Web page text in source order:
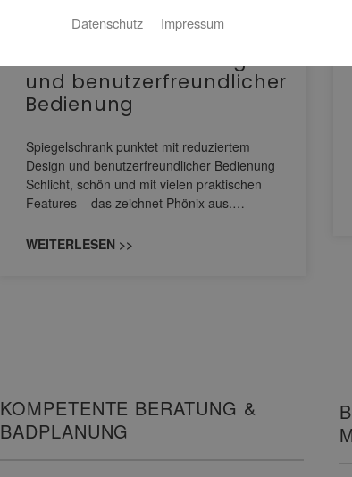
KEUCO PHÖNIX –
Spiegelschrank punktet
und benutzerfreundlicher
Bedienung
Spiegelschrank punktet mit reduziertem
Design und benutzerfreundlicher Bedienung
Schlicht, schön und mit vielen praktischen
Features – das zeichnet Phönix aus.…
WEITERLESEN >>
KOMPETENTE BERATUNG &
BADPLANUNG
Datenschutz Impressum